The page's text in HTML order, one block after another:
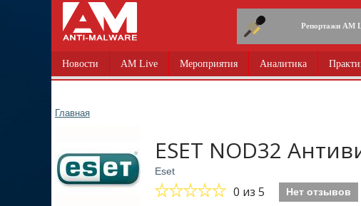
Репортажи AM
Новости AM Live Мероприятия Аналитика
Главная
ESET NOD32
Eset
0 из 5 Нет отзывов